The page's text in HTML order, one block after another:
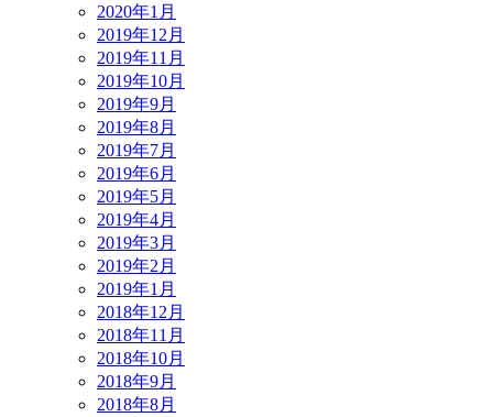
2020年1月
2019年12月
2019年11月
2019年10月
2019年9月
2019年8月
2019年7月
2019年6月
2019年5月
2019年4月
2019年3月
2019年2月
2019年1月
2018年12月
2018年11月
2018年10月
2018年9月
2018年8月